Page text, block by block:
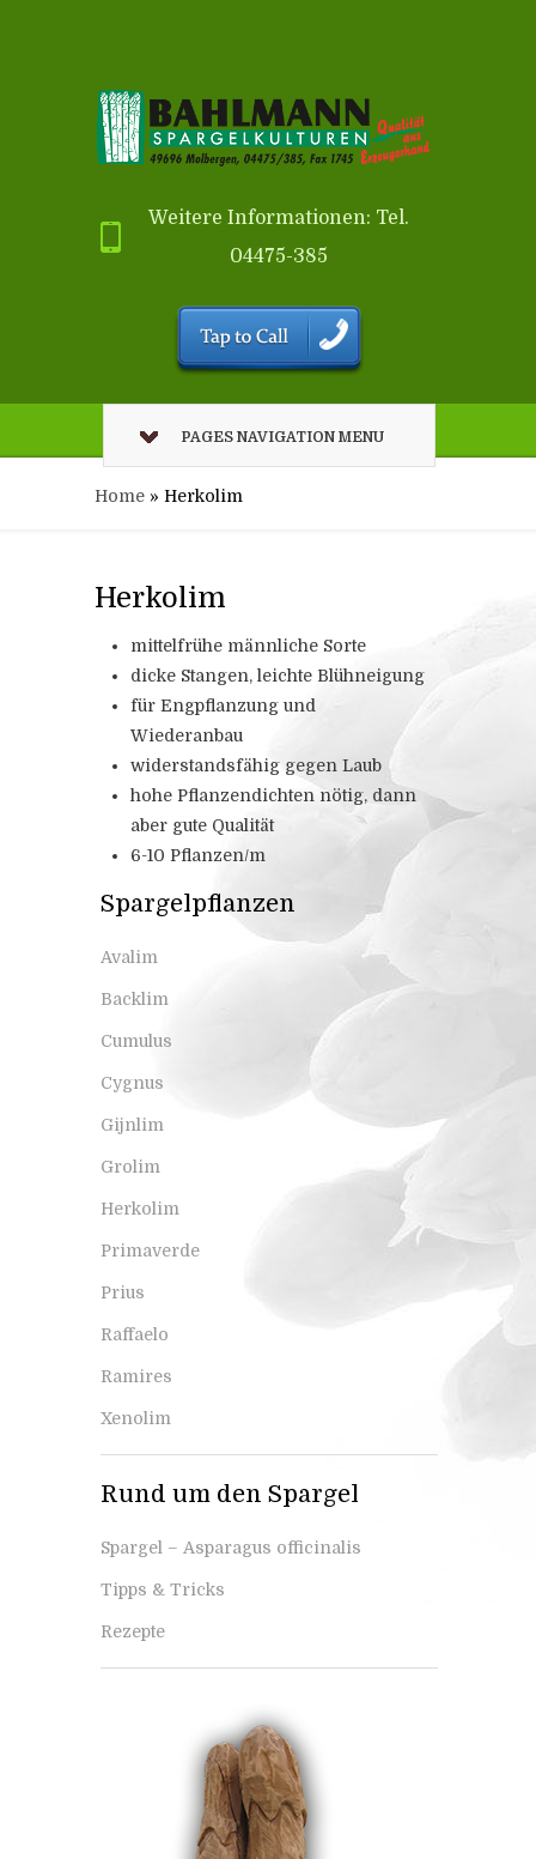
Weitere Informationen: Tel.
04475-385
PAGES NAVIGATION MENU
Home » Herkolim
Herkolim
mittelfrühe männliche Sorte
dicke Stangen, leichte Blühneigung
für Engpflanzung und
Wiederanbau
widerstandsfähig gegen Laub
hohe Pflanzendichten nötig, dann
aber gute Qualität
6-10 Pflanzen/m
Spargelpflanzen
Avalim
Backlim
Cumulus
Cygnus
Gijnlim
Grolim
Herkolim
Primaverde
Prius
Raffaelo
Ramires
Xenolim
Rund um den Spargel
Spargel – Asparagus officinalis
Tipps & Tricks
Rezepte